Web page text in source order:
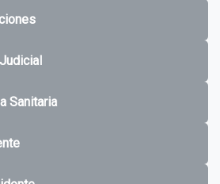
Sanitaria